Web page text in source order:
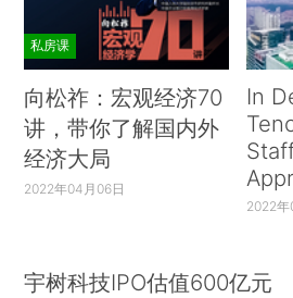
私房课
向松祚：宏观经济70
讲，带你了解国内外
经济大局
2022年04月06日
In
2022年
宇树科技IPO估值600亿元